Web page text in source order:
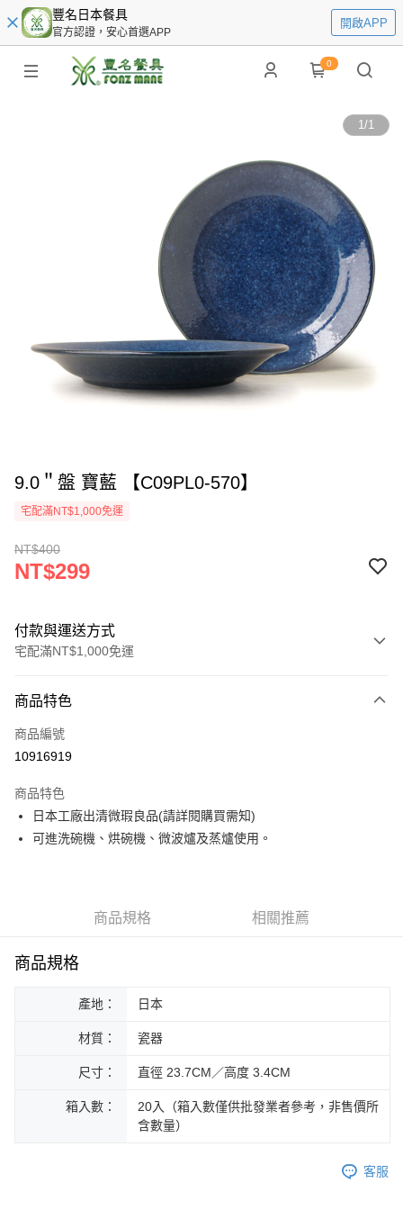
豐名日本餐具
官方認證，安心首選APP
開啟APP
0
1/1
9.0＂盤 寶藍 【C09PL0-570】
宅配滿NT$1,000免運
NT$400
NT$299
付款與運送方式
宅配滿NT$1,000免運
信用卡一次付款
LINE Pay
運送方式
商品特色
商品編號
10916919
商品特色
日本工廠出清微瑕良品(請詳閱購買需知)
可進洗碗機、烘碗機、微波爐及蒸爐使用。
商品規格 相關推薦
商品規格
產地： 日本
材質： 瓷器
尺寸： 直徑 23.7CM／高度 3.4CM
箱入數：
20入（箱入數僅供批發業者參考，非售價所
含數量）
客服